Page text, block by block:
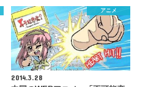
アニメ
2014.3.28